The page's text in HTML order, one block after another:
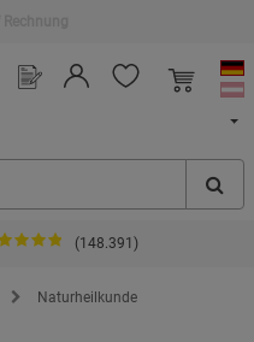
(148.391)
Naturheilkunde